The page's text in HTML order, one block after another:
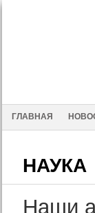
ГЛАВНАЯ
НАУКА
Наши